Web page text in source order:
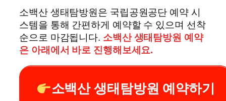
소백산 생태탐방원은 국립공원공단 예약 시
스템을 통해 간편하게 예약할 수 있으며 선착
순으로 마감됩니다. 소백산 생태탐방원 예약
은 아래에서 바로 진행해보세요.
소백산 생태탐방원 예약하기